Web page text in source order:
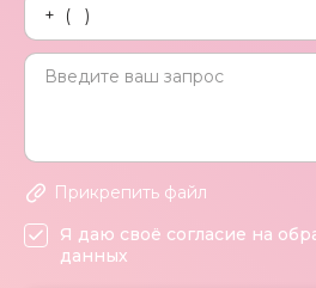
Прикрепить файл
Я даю своё согласие на
данных